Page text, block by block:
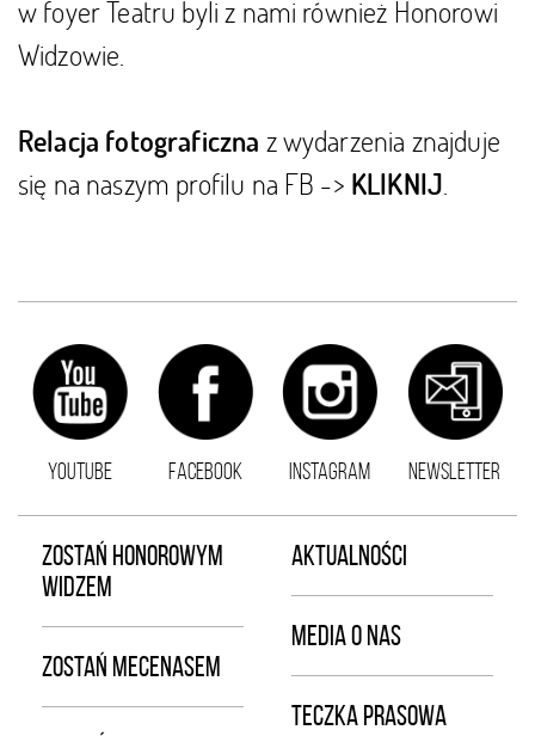
w foyer Teatru byli z nami również Honorowi
Widzowie.
Relacja fotograficzna z wydarzenia znajduje
się na naszym profilu na FB -> KLIKNIJ
YOUTUBE FACEBOOK INSTAGRAM NEWSLETTER
ZOSTAŃ HONOROWYM
WIDZEM
ZOSTAŃ MECENASEM
AKTUALNOŚCI
MEDIA O NAS
TECZKA PRASOWA